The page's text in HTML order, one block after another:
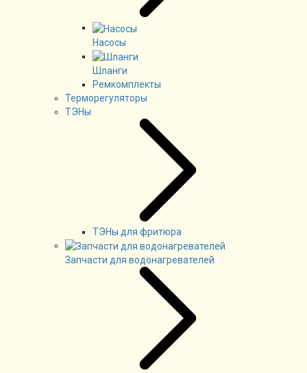
Насосы
Шланги
Ремкомплекты
Терморегуляторы
ТЭНы
ТЭНы для фритюра
Запчасти для водонагревателей